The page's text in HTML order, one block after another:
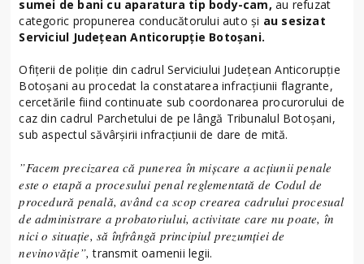
sumei de bani cu aparatura tip body-cam,au refuzat
categoric propunerea conducătorului auto și au sesizat
Serviciul Județean Anticorupție Botoșani.
Ofițerii de poliție din cadrul Serviciului Județean Anticorupție
Botoșani au procedat la constatarea infracțiunii flagrante,
cercetările fiind continuate sub coordonarea procurorului de
caz din cadrul Parchetului de pe lângă Tribunalul Botoșani,
sub aspectul săvârșirii infracțiunii de dare de mită.
”Facem precizarea că punerea în mișcare a acțiunii penale
este o etapă a procesului penal reglementată de Codul de
procedură penală, având ca scop crearea cadrului procesual
de administrare a probatoriului, activitate care nu poate, în
nici o situație, să înfrângă principiul prezumției de
nevinovăție”, transmit oamenii legii.